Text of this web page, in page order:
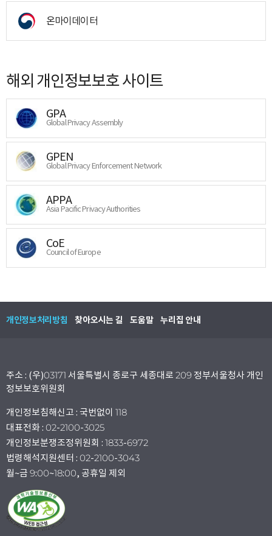
온마이데이터
해외 개인정보보호 사이트
GPA
Global Privacy Assembly
GPEN
Global Privacy Enforcement Network
APPA
Asia Pacific Privacy Authorities
CoE
Council of Europe
개인정보처리방침 찾아오시는 길 도움말 누리집 안내
주소 : (우)03171 서울특별시 종로구 세종대로 209 정부서울청사 개인
정보보호위원회
개인정보침해신고 : 국번없이 118
대표전화 : 02-2100-3025
개인정보분쟁조정위원회 : 1833-6972
법령해석지원센터 : 02-2100-3043
월~금 9:00~18:00, 공휴일 제외